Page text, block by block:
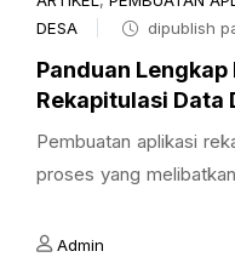
DESA
dipublish
Panduan
Rekapitulasi Data
Pembuatan aplikasi
proses yang
Admin